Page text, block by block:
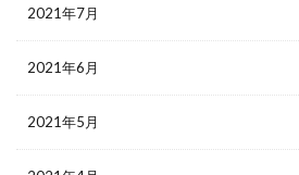
2021年7月
2021年6月
2021年5月